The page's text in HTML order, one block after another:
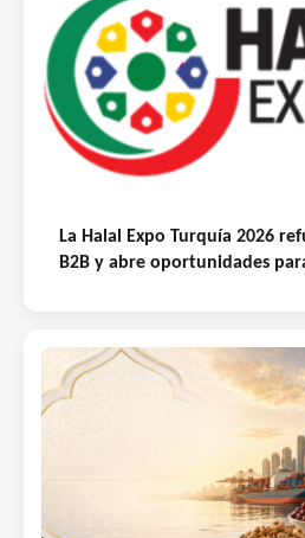
La Halal Expo Turquía 2026
B2B y abre oportunidades